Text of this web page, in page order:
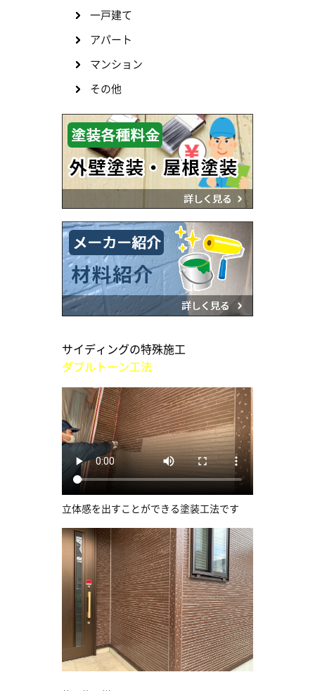
一戸建て
アパート
マンション
その他
サイディングの特殊施工
ダブルトーン工法
立体感を出すことができる塗装工法です